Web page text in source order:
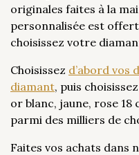
originales faites à la
personnalisée est
choisissez votre
Choisissez d’abord vos
diamant, puis
or blanc, jaune, rose
parmi des milliers de
Faites vos achats dans